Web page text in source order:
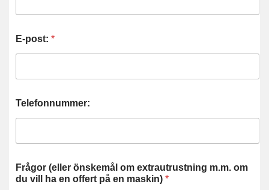
E-post: *
Telefonnummer:
Frågor (eller önskemål om extrautrustning m.m. om
du vill ha en offert på en maskin) *